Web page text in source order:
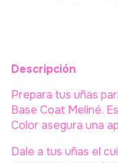
Descripción
Prepara tus uñas
Base Coat Meliné.
Color asegura una
Dale a tus uñas el